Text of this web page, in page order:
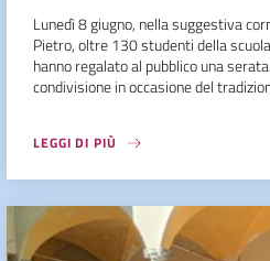
Lunedì 8 giugno, nella suggestiva
Pietro, oltre 130 studenti della
hanno regalato al pubblico una
condivisione in occasione del
LEGGI DI PIÙ